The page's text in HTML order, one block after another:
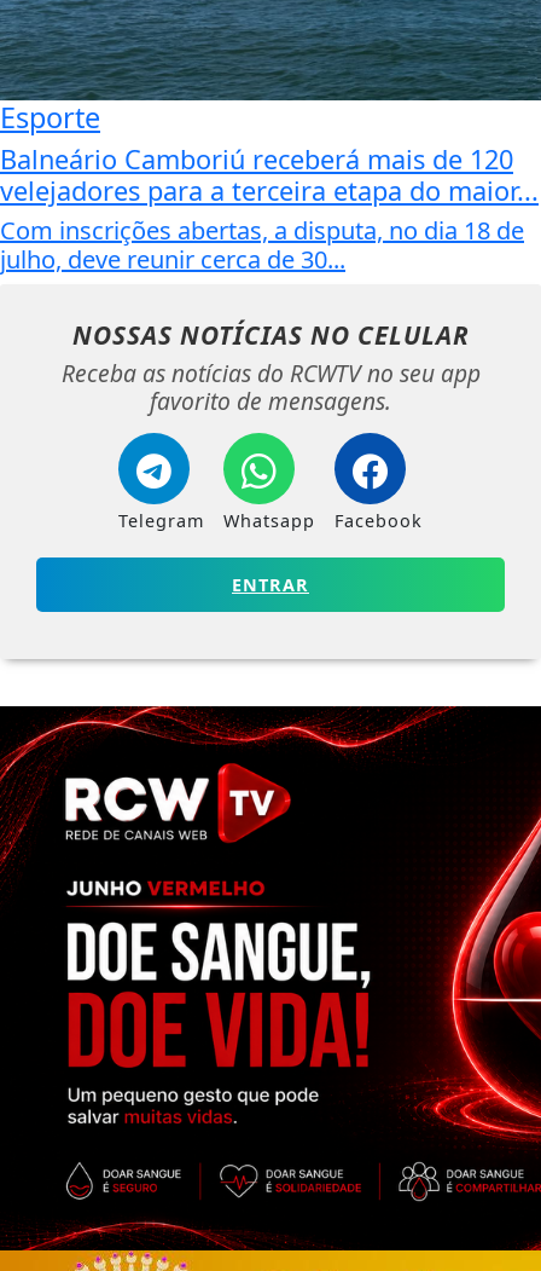
Esporte
Balneário Camboriú receberá mais de 120
velejadores para a terceira etapa do maior...
Com inscrições abertas, a disputa, no dia 18 de
julho, deve reunir cerca de 30...
NOSSAS NOTÍCIAS NO CELULAR
Receba as notícias do RCWTV no seu app
favorito de mensagens.
Telegram Whatsapp Facebook
ENTRAR